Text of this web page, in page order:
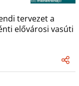
tervezet a
elővárosi vasúti